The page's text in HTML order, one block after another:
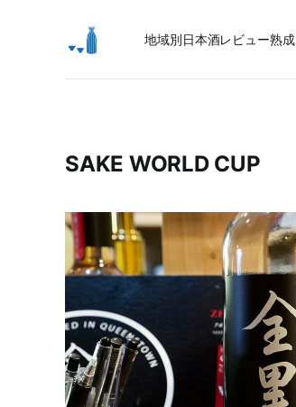
地域別日本酒レビュー熟成
SAKE WORLD CUP